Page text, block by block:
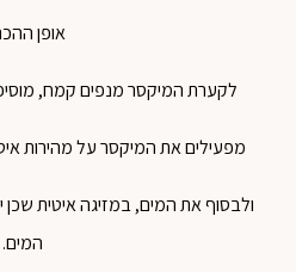
אופן
לקערתהמיקסרמנפיםקמח,
מפעיליםאתהמיקסרעלמהירות
ולבסוףאתהמים,במזיגהאיטיתשכן
המים.